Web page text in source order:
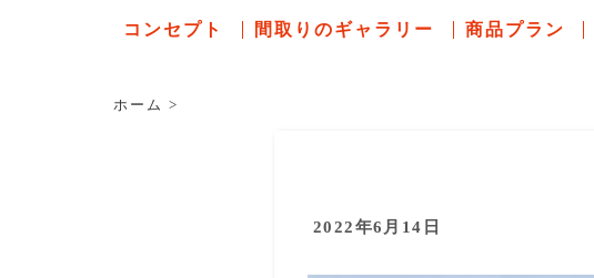
コンセプト 間取りのギャラリー 商品プラン
ホーム >
2022年6月14日